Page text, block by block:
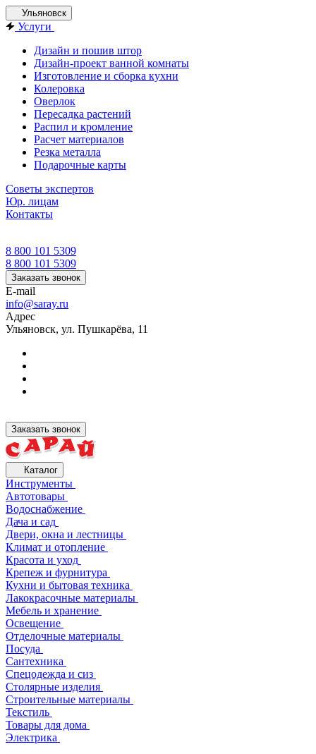
Ульяновск
Услуги
Дизайн и пошив штор
Дизайн-проект ванной комнаты
Изготовление и сборка кухни
Колеровка
Оверлок
Пересадка растений
Распил и кромление
Расчет материалов
Резка металла
Подарочные карты
Советы экспертов
Юр. лицам
Контакты
8 800 101 5309
8 800 101 5309
Заказать звонок
E-mail
info@saray.ru
Адрес
Ульяновск, ул. Пушкарёва, 11
Заказать звонок
Каталог
Инструменты
Автотовары
Водоснабжение
Дача и сад
Двери, окна и лестницы
Климат и отопление
Красота и уход
Крепеж и фурнитура
Кухни и бытовая техника
Лакокрасочные материалы
Мебель и хранение
Освещение
Отделочные материалы
Посуда
Сантехника
Спецодежда и сиз
Столярные изделия
Строительные материалы
Текстиль
Товары для дома
Электрика